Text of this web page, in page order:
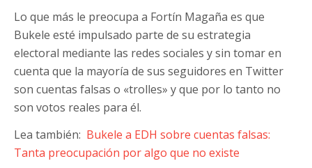
Lo que más le preocupa a Fortín Magaña es que
Bukele esté impulsado parte de su estrategia
electoral mediante las redes sociales y sin tomar en
cuenta que la mayoría de sus seguidores en Twitter
son cuentas falsas o «trolles» y que por lo tanto no
son votos reales para él.
Lea también: Bukele a EDH sobre cuentas falsas:
Tanta preocupación por algo que no existe